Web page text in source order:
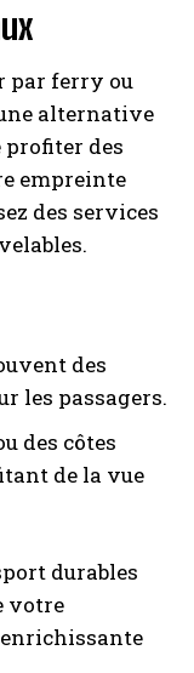
par ferry ou
alternative
profiter des
empreinte
des services
des
les passagers.
des côtes
de la vue
durables
votre